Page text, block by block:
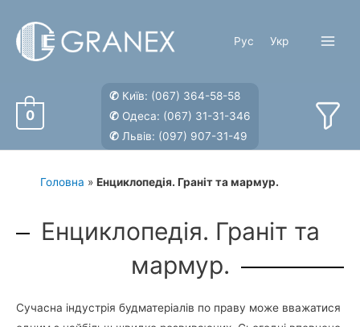
вмісту
Рус Укр
0
✆ Київ: (067) 364-58-58
✆ Одеса: (067) 31-31-346
✆ Львів: (097) 907-31-49
Головна » Енциклопедія. Граніт та мармур.
Енциклопедія. Граніт та
мармур.
Сучасна індустрія будматеріалів по праву може вважатися